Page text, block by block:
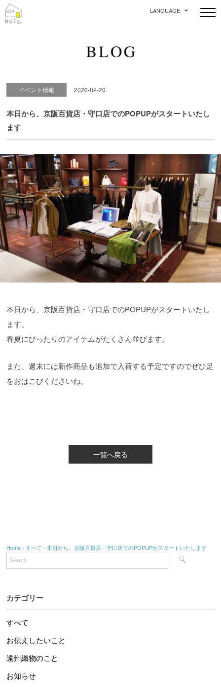
LANGUAGE
イベント情報 2020-02-20
本日から、京阪百貨店・守口店でのPOPUPがスタートいたし
ます
本日から、京阪百貨店・守口店でのPOPUPがスタートいたし
ます。
春夏にぴったりのアイテムがたくさん並びます。
また、週末には新作商品も追加で入荷する予定ですのでぜひ足
をおはこびくださいね。
一覧へ戻る
Home ›すべて ›本日から、京阪百貨店・守口店でのPOPUPがスタートいたします
カテゴリー
すべて
お伝えしたいこと
遠州織物のこと
お知らせ